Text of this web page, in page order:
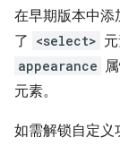
在早期版本中添
了 <select>
appearance
元素。
如需解锁自定义